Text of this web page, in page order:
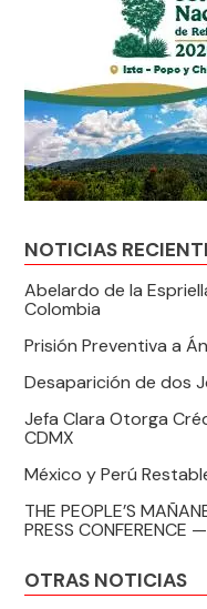
NOTICIAS
Abelardo de la
Colombia
Prisión Preventiva a
Desaparición de dos
Jefa Clara Otorga
CDMX
México y Perú
THE PEOPLE’S
PRESS CONFERENCE
OTRAS NOTICIAS